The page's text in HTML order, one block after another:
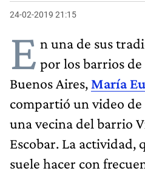
24-02-2019 21:15
E n una de sus
por los barrios
Buenos Aires, María
compartió un video de
una vecina del barrio
Escobar. La actividad,
suele hacer con